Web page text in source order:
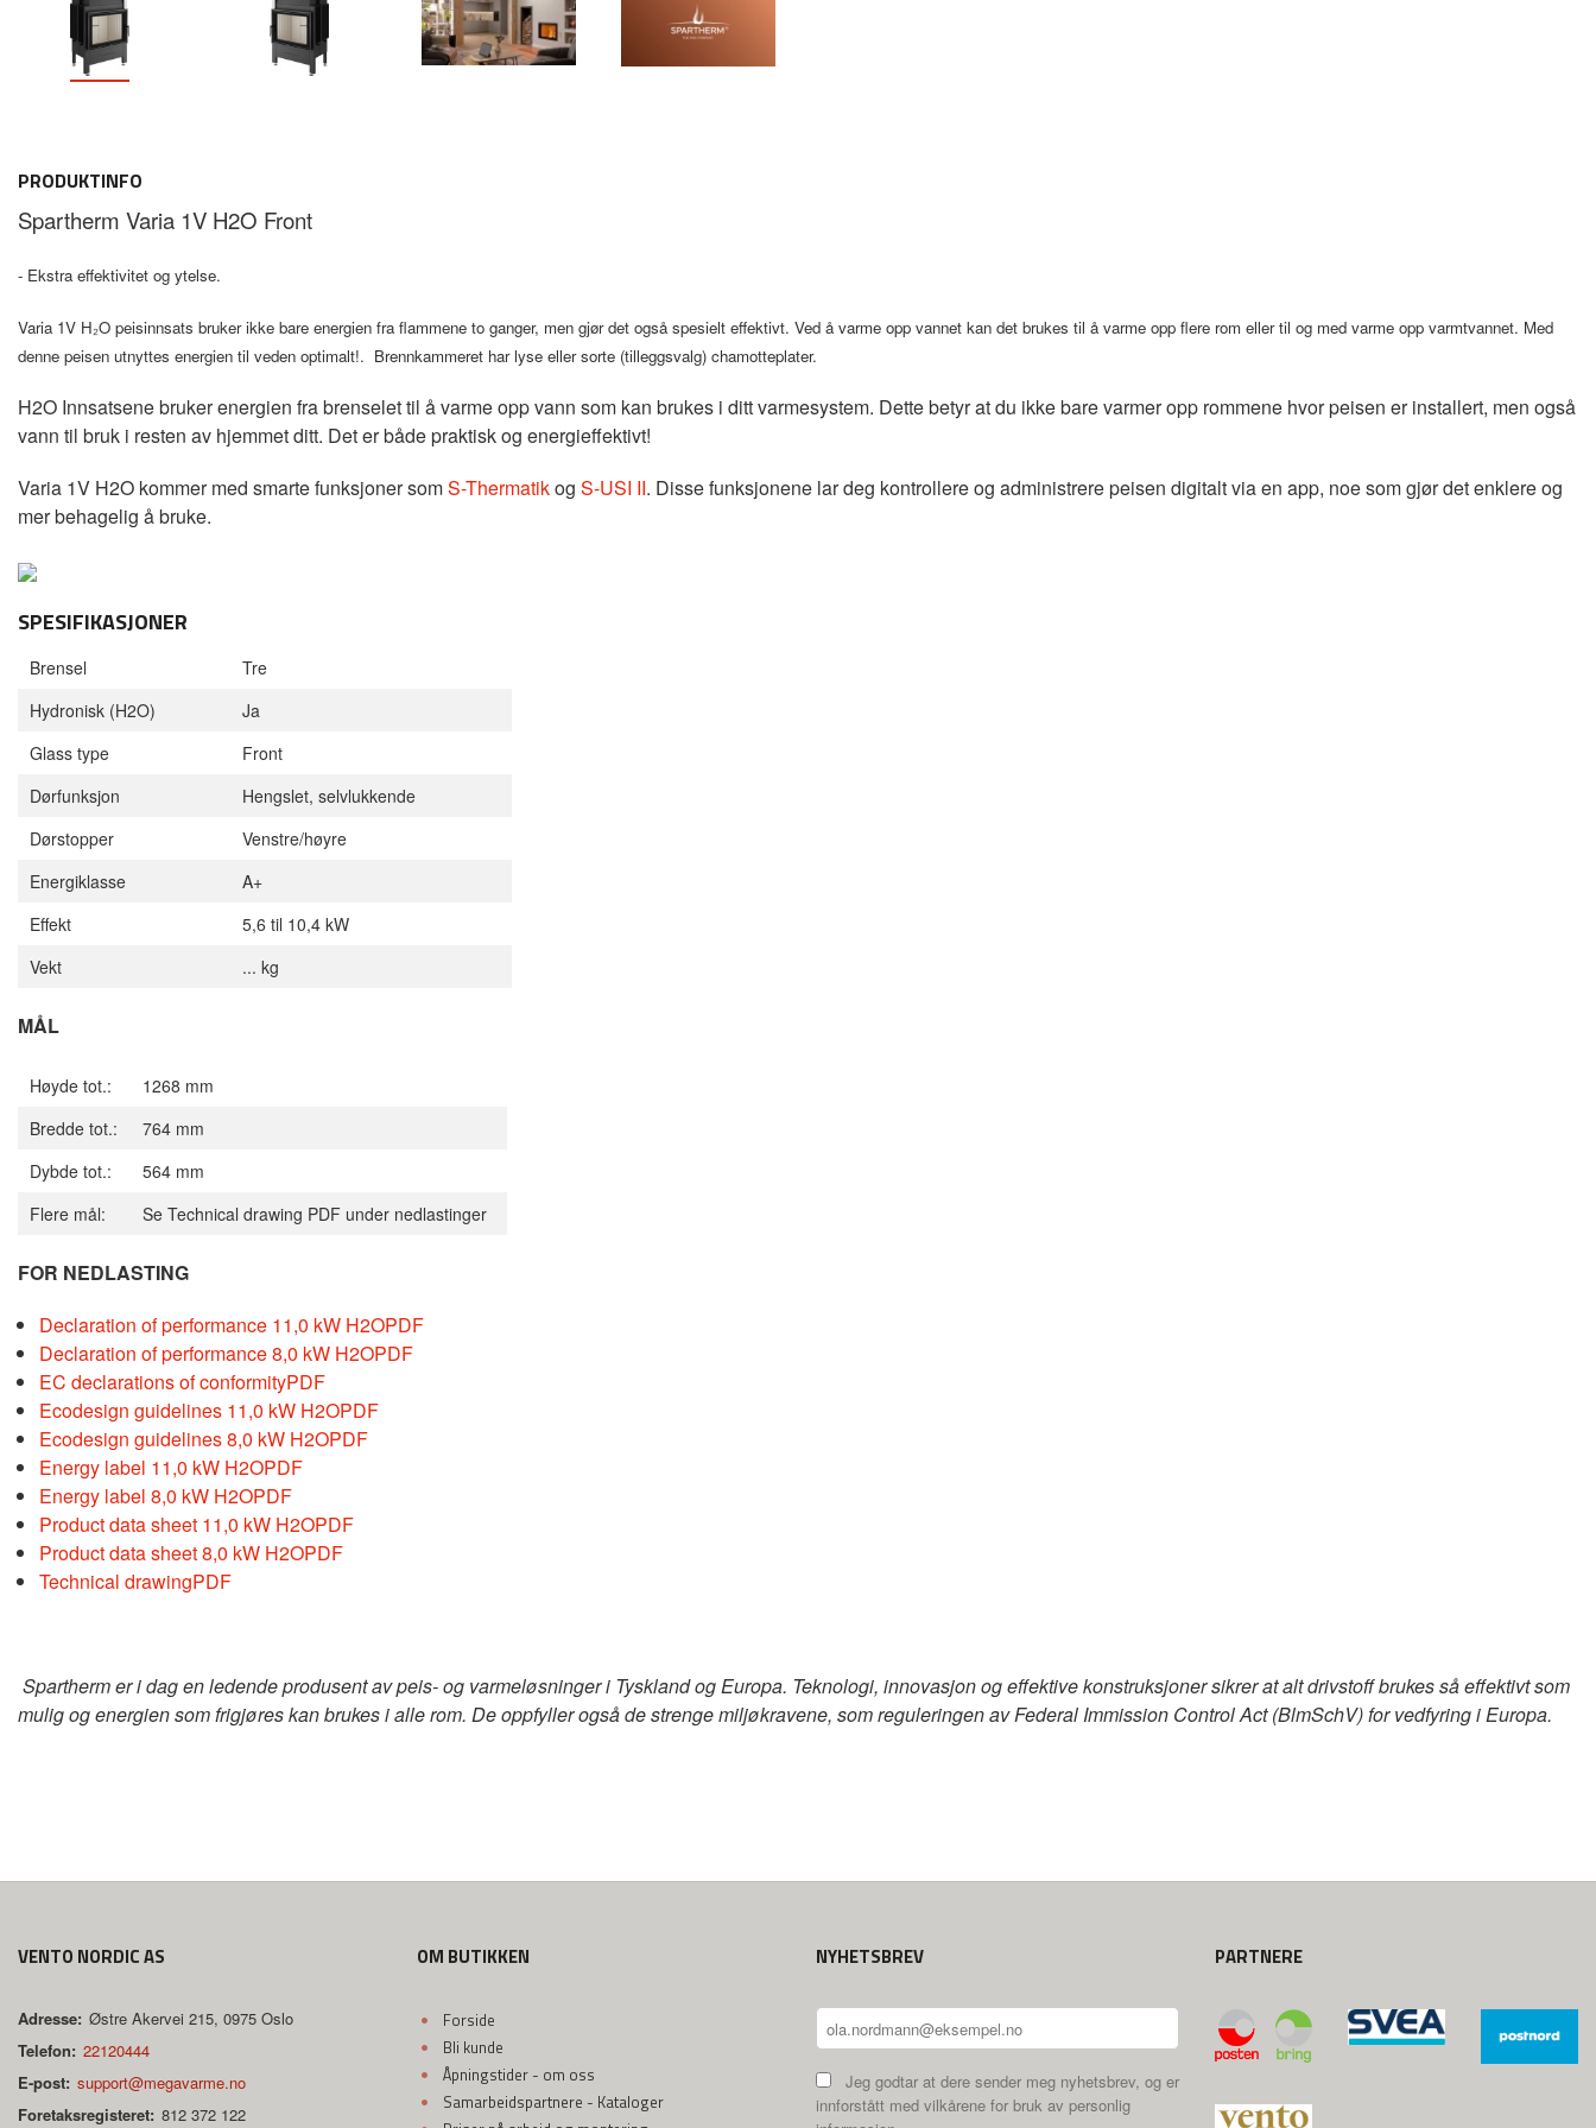
PRODUKTINFO
Spartherm Varia 1V H2O Front
- Ekstra effektivitet og ytelse.
Varia 1V H₂O peisinnsats bruker ikke bare energien fra flammene to ganger, men gjør det også spesielt effektivt. Ved å varme opp vannet kan det brukes til å varme opp flere rom eller til og med varme opp varmtvannet. Med
denne peisen utnyttes energien til veden optimalt!. Brennkammeret har lyse eller sorte (tilleggsvalg) chamotteplater.
H2O Innsatsene bruker energien fra brenselet til å varme opp vann som kan brukes i ditt varmesystem. Dette betyr at du ikke bare varmer opp rommene hvor peisen er installert, men også
vann til bruk i resten av hjemmet ditt. Det er både praktisk og energieffektivt!
Varia 1V H2O kommer med smarte funksjoner somS-Thermatikog S-USI II. Disse funksjonene lar deg kontrollere og administrere peisen digitalt via en app, noe som gjør det enklere og
mer behagelig å bruke.
SPESIFIKASJONER
Brensel
Tre
Hydronisk (H2O)
Ja
Glass type
Front
Dørfunksjon
Hengslet, selvlukkende
Dørstopper
Venstre/høyre
Energiklasse
A+
Effekt
5,6 til 10,4 kW
Vekt
... kg
MÅL
Høyde tot.:
1268 mm
Bredde tot.:
764 mm
Dybde tot.:
564 mm
Flere mål:
Se Technical drawing PDF under nedlastinger
FOR NEDLASTING
Declaration of performance 11,0 kW H2OPDF
Declaration of performance 8,0 kW H2OPDF
EC declarations of conformityPDF
Ecodesign guidelines 11,0 kW H2OPDF
Ecodesign guidelines 8,0 kW H2OPDF
Energy label 11,0 kW H2OPDF
Energy label 8,0 kW H2OPDF
Product data sheet 11,0 kW H2OPDF
Product data sheet 8,0 kW H2OPDF
Technical drawingPDF
Spartherm er i dag en ledende produsent av peis- og varmeløsninger i Tyskland og Europa. Teknologi, innovasjon og effektive konstruksjoner sikrer at alt drivstoff brukes så effektivt som
mulig og energien som frigjøres kan brukes i alle rom. De oppfyller også de strenge miljøkravene, som reguleringen av Federal Immission Control Act (BlmSchV) for vedfyring i Europa.
VENTO NORDIC AS
Adresse: Østre Akervei 215, 0975 Oslo
Telefon: 22120444
E-post: support@megavarme.no
Foretaksregisteret: 812 372 122
OM BUTIKKEN
Forside
Bli kunde
Åpningstider - om oss
Samarbeidspartnere - Kataloger
NYHETSBREV
Jeg godtar at dere sender meg nyhetsbrev, og er
innforstått med vilkårene for bruk av personlig
PARTNERE